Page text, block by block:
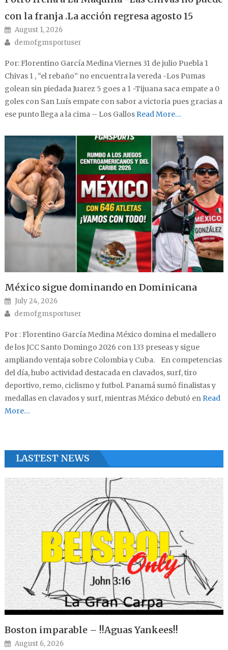
con la franja .La acción regresa agosto 15
Posted on
August 1, 2026
Author
demofgmsportuser
Por: Florentino García Medina Viernes 31 de julio Puebla 1
Chivas 1 , “el rebaño” no encuentra la vereda -Los Pumas
golean sin piedada Juarez 5 goes a 1 -Tijuana saca empate a 0
goles con San Luís empate con sabor a victoria pues gracias a
ese punto llega a la cima – Los GallosRead More…
México sigue dominando en Dominicana
Posted on
July 24, 2026
Author
demofgmsportuser
Por : Florentino García Medina México domina el medallero
de los JCC Santo Domingo 2026 con 133 preseas y sigue
ampliando ventaja sobre Colombia y Cuba. En competencias
del día, hubo actividad destacada en clavados, surf, tiro
deportivo, remo, ciclismo y futbol. Panamá sumó finalistas y
medallas en clavados y surf, mientras México debutó enRead
More…
LASTEST NEWS
Boston imparable – !!Aguas Yankees!!
Posted on
August 6, 2026